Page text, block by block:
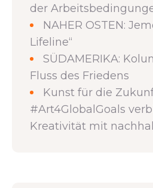
der
NAHER OSTEN:
Lifeline“
SÜDAMERIKA:
Fluss des Friedens
Kunst für die
#Art4GlobalGoals
Kreativität mit